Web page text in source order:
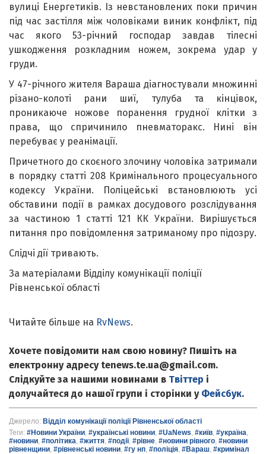
вулиці Енергетиків. Із невстановлених поки причин
під час застілля між чоловіками виник конфлікт, під
час якого 53-річний господар завдав тілесні
ушкодження розкладним ножем, зокрема удар у
груди.
У 47-річного жителя Вараша діагностували множинні
різано-колоті рани шиї, тулуба та кінцівок,
проникаюче ножове поранення грудної клітки з
права, що спричинило пневматоракс. Нині він
перебуває у реанімації.
Причетного до скоєного злочину чоловіка затримали
в порядку статті 208 Кримінального процесуального
кодексу України. Поліцейські встановлюють усі
обставини події в рамках досудового розслідування
за частиною 1 статті 121 КК України. Вирішується
питання про повідомлення затриманому про підозру.
Слідчі дії тривають.
За матеріалами Відділу комунікації поліції
Рівненської області
Читайте більше на RvNews.
Хочете повідомити нам свою новину? Пишіть на
електронну адресу tenews.te.ua@gmail.com.
Слідкуйте за нашими новинами в Твіттер і
долучайтеся до нашої групи і сторінки у Фейсбук.
Джерело: Відділ комунікації поліції Рівненської області
Теги: #Новини України, #українські новини, #UaNews, #київ, #україна,
#новини, #політика, #життя, #події, #рівне, #новини рівного, #новини
рівненщини, #рівненські новини, #гу нп, #поліція, #Вараш, #кримінал